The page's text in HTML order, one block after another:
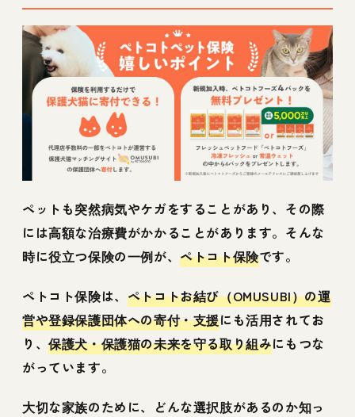
ペットも突然病気やケガをすることがあり、その際
には高額な治療費がかかることがあります。そんな
時に役立つ保険の一例が、ペトコト保険です。
ペトコト保険は、 ペトコトお結び（OMUSUBI）の運
営や登録保護団体への寄付・支援にも活用されてお
り、保護犬・保護猫の未来を守る取り組みにもつな
がっています。
大切な家族のために、どんな選択肢があるのか知っ